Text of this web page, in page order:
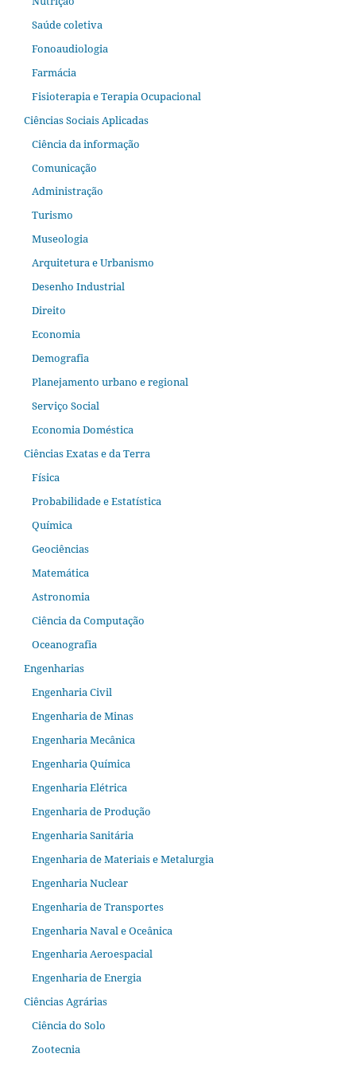
Saúde coletiva
Fonoaudiologia
Farmácia
Fisioterapia e Terapia Ocupacional
Ciências Sociais Aplicadas
Ciência da informação
Comunicação
Administração
Turismo
Museologia
Arquitetura e Urbanismo
Desenho Industrial
Direito
Economia
Demografia
Planejamento urbano e regional
Serviço Social
Economia Doméstica
Ciências Exatas e da Terra
Física
Probabilidade e Estatística
Química
Geociências
Matemática
Astronomia
Ciência da Computação
Oceanografia
Engenharias
Engenharia Civil
Engenharia de Minas
Engenharia Mecânica
Engenharia Química
Engenharia Elétrica
Engenharia de Produção
Engenharia Sanitária
Engenharia de Materiais e Metalurgia
Engenharia Nuclear
Engenharia de Transportes
Engenharia Naval e Oceânica
Engenharia Aeroespacial
Engenharia de Energia
Ciências Agrárias
Ciência do Solo
Zootecnia